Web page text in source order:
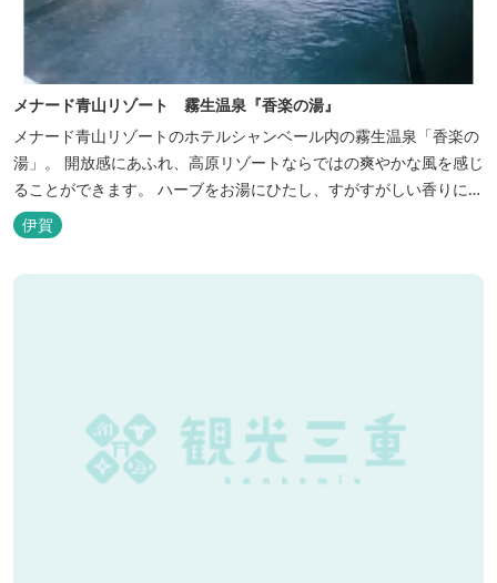
メナード青山リゾート 霧生温泉『香楽の湯』
メナード青山リゾートのホテルシャンベール内の霧生温泉「香楽の
湯」。 開放感にあふれ、高原リゾートならではの爽やかな風を感じ
ることができます。 ハーブをお湯にひたし、すがすがしい香りに心
あらわれる「香りの湯」は、特に女性の方に人気です。 その他、
広々とした空間とたっぷりのお湯が魅力の「大浴場」、高原の景色
を満喫できる「露天風呂」、さらに「ミストサウナ」の合計4種の
伊賀